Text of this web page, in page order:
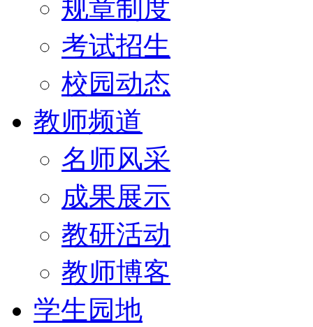
规章制度
考试招生
校园动态
教师频道
名师风采
成果展示
教研活动
教师博客
学生园地